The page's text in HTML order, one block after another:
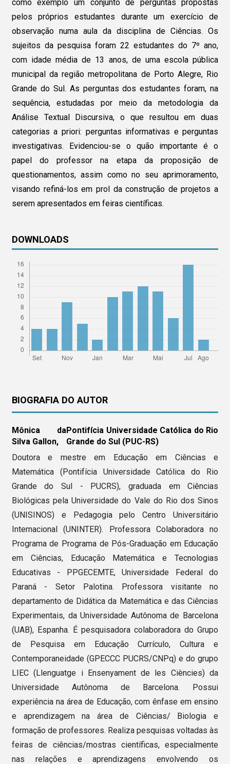
como exemplo um conjunto de perguntas propostas
pelos próprios estudantes durante um exercício de
observação numa aula da disciplina de Ciências. Os
sujeitos da pesquisa foram 22 estudantes do 7º ano,
com idade média de 13 anos, de uma escola pública
municipal da região metropolitana de Porto Alegre, Rio
Grande do Sul. As perguntas dos estudantes foram, na
sequência, estudadas por meio da metodologia da
Análise Textual Discursiva, o que resultou em duas
categorias a priori: perguntas informativas e perguntas
investigativas. Evidenciou-se o quão importante é o
papel do professor na etapa da proposição de
questionamentos, assim como no seu aprimoramento,
visando refiná-los em prol da construção de projetos a
serem apresentados em feiras científicas.
DOWNLOADS
BIOGRAFIA DO AUTOR
Mônica da
Silva Gallon,
Pontifícia Universidade Católica do Rio
Grande do Sul (PUC-RS)
Doutora e mestre em Educação em Ciências e
Matemática (Pontifícia Universidade Católica do Rio
Grande do Sul - PUCRS), graduada em Ciências
Biológicas pela Universidade do Vale do Rio dos Sinos
(UNISINOS) e Pedagogia pelo Centro Universitário
Internacional (UNINTER). Professora Colaboradora no
Programa de Programa de Pós-Graduação em Educação
em Ciências, Educação Matemática e Tecnologias
Educativas - PPGECEMTE, Universidade Federal do
Paraná - Setor Palotina. Professora visitante no
departamento de Didática da Matemática e das Ciências
Experimentais, da Universidade Autônoma de Barcelona
(UAB), Espanha. É pesquisadora colaboradora do Grupo
de Pesquisa em Educação Currículo, Cultura e
Contemporaneidade (GPECCC PUCRS/CNPq) e do grupo
LIEC (Llenguatge i Ensenyament de les Ciències) da
Universidade Autônoma de Barcelona. Possui
experiência na área de Educação, com ênfase em ensino
e aprendizagem na área de Ciências/ Biologia e
formação de professores. Realiza pesquisas voltadas às
feiras de ciências/mostras científicas, especialmente
nas relações e aprendizagens envolvendo os